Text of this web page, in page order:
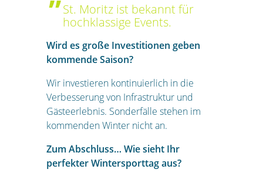
St. Moritz ist bekannt für
hochklassige Events.
Wird es große Investitionen geben
kommende Saison?
Wir investieren kontinuierlich in die
Verbesserung von Infrastruktur und
Gästeerlebnis. Sonderfälle stehen im
kommenden Winter nicht an.
Zum Abschluss… Wie sieht Ihr
perfekter Wintersporttag aus?